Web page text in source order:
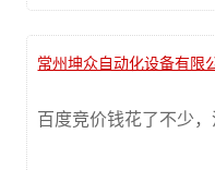
常州坤众自动化设备有限
百度竞价钱花了不少